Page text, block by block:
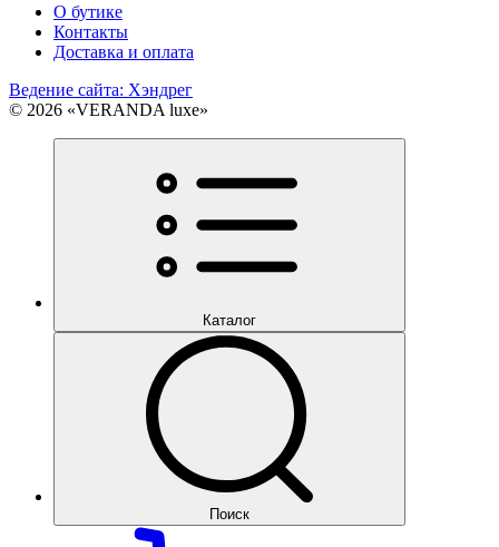
О бутике
Контакты
Доставка и оплата
Ведение сайта: Хэндрег
© 2026 «VERANDA luxe»
Каталог
Поиск